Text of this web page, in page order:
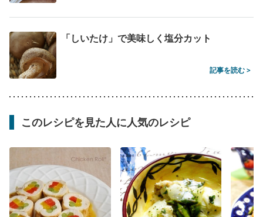
「しいたけ」で美味しく塩分カット
記事を読む >
このレシピを見た人に人気のレシピ